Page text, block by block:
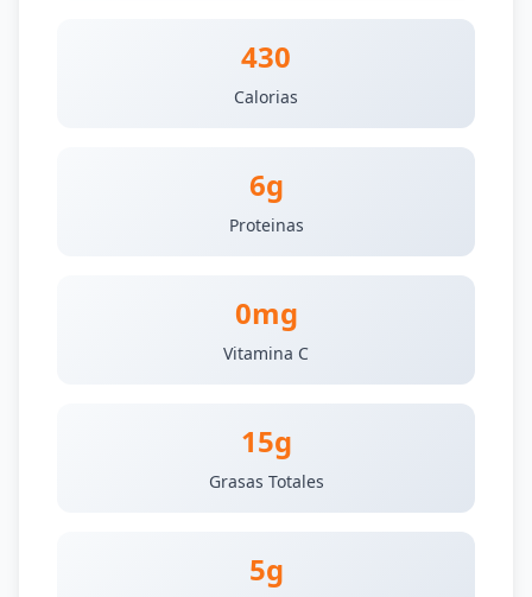
430
Calorias
6g
Proteinas
0mg
Vitamina C
15g
Grasas Totales
5g